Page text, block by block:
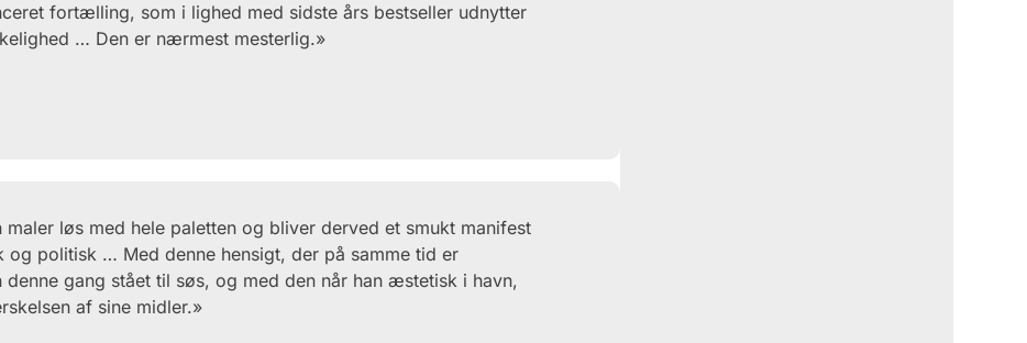
fortælling, som i lighed med sidste års bestseller udnytter
… Den er nærmest mesterlig.»
maler løs med hele paletten og bliver derved et smukt manifest
og politisk … Med denne hensigt, der på samme tid er
gang stået til søs, og med den når han æstetisk i havn,
af sine midler.»